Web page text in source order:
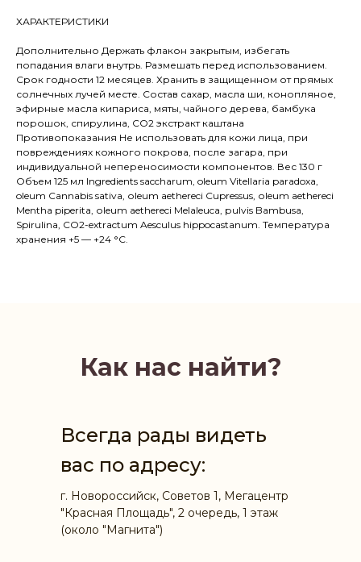
ХАРАКТЕРИСТИКИ
Дополнительно Держать флакон закрытым, избегать
попадания влаги внутрь. Размешать перед использованием.
Срок годности 12 месяцев. Хранить в защищенном от прямых
солнечных лучей месте. Состав сахар, масла ши, конопляное,
эфирные масла кипариса, мяты, чайного дерева, бамбука
порошок, спирулина, СО2 экстракт каштана
Противопоказания Не использовать для кожи лица, при
повреждениях кожного покрова, после загара, при
индивидуальной непереносимости компонентов. Вес 130 г
Объем 125 мл Ingredients saccharum, oleum Vitellaria paradoxa,
oleum Cannabis sativa, оleum aethereci Cupressus, оleum aethereci
Mentha piperita, оleum aethereci Melaleuca, рulvis Bambusa,
Spirulina, CO2-extractum Aesculus hippocastanum. Температура
хранения +5 — +24 °С.
Как нас найти?
Всегда рады видеть
вас по адресу:
г. Новороссийск, Советов 1, Мегацентр
"Красная Площадь", 2 очередь, 1 этаж
(около "Магнита")